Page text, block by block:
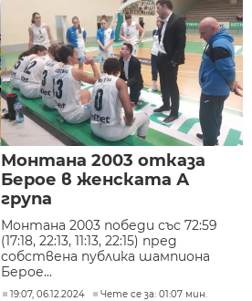
Монтана 2003 отказа
Берое в женската А
група
Монтана 2003 победи със 72:59
(17:18, 22:13, 11:13, 22:15) пред
собствена публика шампиона
Берое...
19:07, 06.12.2024 Чете се за: 01:07 мин.